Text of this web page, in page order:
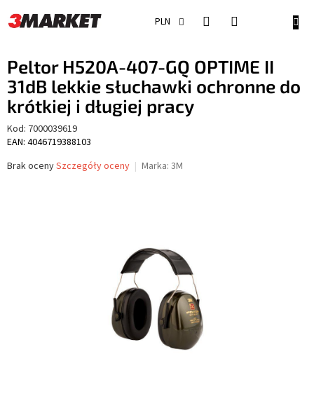
do
treści
PLN
Peltor H520A-407-GQ OPTIME II
31dB lekkie słuchawki ochronne do
krótkiej i długiej pracy
Kod: 7000039619
EAN: 4046719388103
Średnia
Brak ocenySzczegóły oceny Marka: 3M